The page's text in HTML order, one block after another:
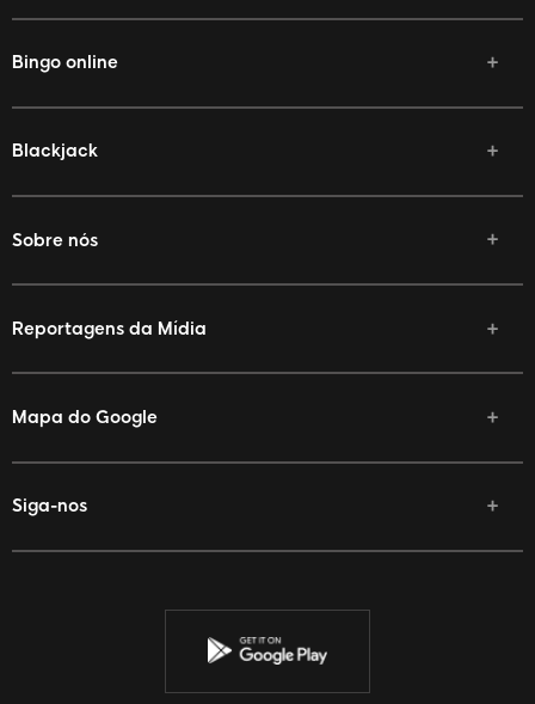
Bingo online
Blackjack
Sobre nós
Reportagens da Mídia
Mapa do Google
Siga-nos
Facebook